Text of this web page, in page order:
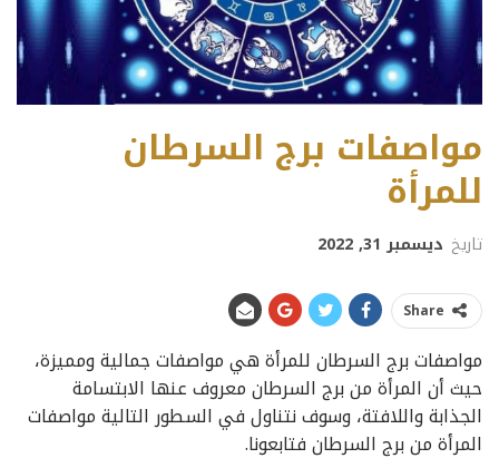
مواصفات برج السرطان
للمرأة
تاريخ ديسمبر 31, 2022
Share
مواصفات برج السرطان للمرأة هي مواصفات جمالية ومميزة،
حيث أن المرأة من برج السرطان معروف عنها الابتسامة
الجذابة واللافتة، وسوف نتناول في السطور التالية مواصفات
المرأة من برج السرطان فتابعونا.